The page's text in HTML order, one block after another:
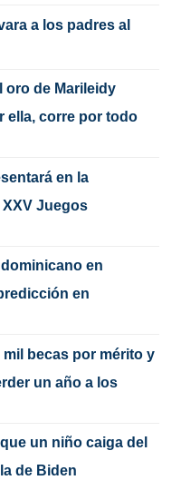
a los padres al
oro de Marileidy
ella, corre por todo
en la
Juegos
en
en
becas por mérito y
un año a los
un niño caiga del
de Biden